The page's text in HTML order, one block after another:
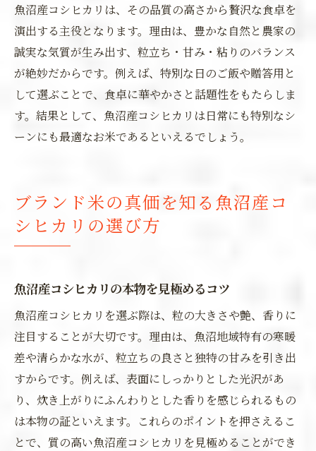
魚沼産コシヒカリは、その品質の高さから贅沢な食卓を
演出する主役となります。理由は、豊かな自然と農家の
誠実な気質が生み出す、粒立ち・甘み・粘りのバランス
が絶妙だからです。例えば、特別な日のご飯や贈答用と
して選ぶことで、食卓に華やかさと話題性をもたらしま
す。結果として、魚沼産コシヒカリは日常にも特別なシ
ーンにも最適なお米であるといえるでしょう。
ブランド米の真価を知る魚沼産コ
シヒカリの選び方
魚沼産コシヒカリの本物を見極めるコツ
魚沼産コシヒカリを選ぶ際は、粒の大きさや艶、香りに
注目することが大切です。理由は、魚沼地域特有の寒暖
差や清らかな水が、粒立ちの良さと独特の甘みを引き出
すからです。例えば、表面にしっかりとした光沢があ
り、炊き上がりにふんわりとした香りを感じられるもの
は本物の証といえます。これらのポイントを押さえるこ
とで、質の高い魚沼産コシヒカリを見極めることができ